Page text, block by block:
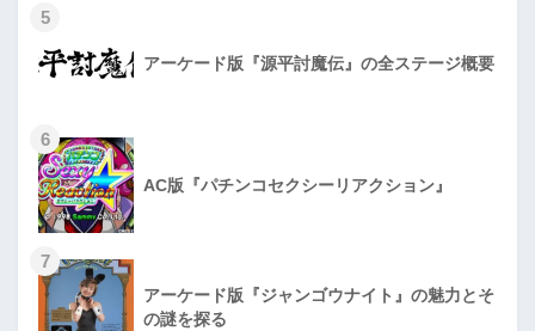
5
アーケード版『源平討魔伝』の全ステージ概要
6
AC版『パチンコセクシーリアクション』
7
アーケード版『ジャンゴウナイト』の魅力とそ
の謎を探る